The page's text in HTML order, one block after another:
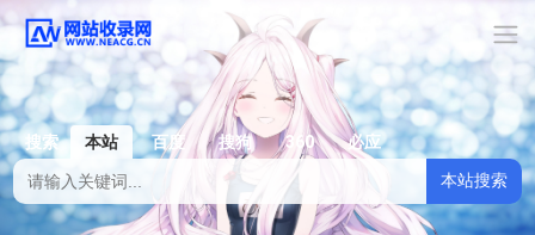
搜索 本站 百度 搜狗 360
必应
本站搜索